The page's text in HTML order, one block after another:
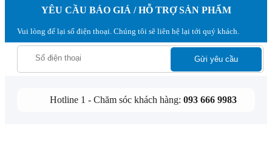
YÊU CẦU BÁO GIÁ / HỖ TRỢ SẢN PHẨM
Vui lòng để lại số điện thoại. Chúng tôi sẽ liên hệ lại tới quý khách.
Hotline 1 - Chăm sóc khách hàng: 093 666 9983